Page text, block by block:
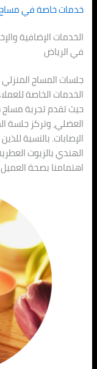
خدمات خاصة في مساج
في الرياض
جلسات المساج
الخدمات الخاصة
حيث تقدم تجربة مساج
العضلي، وتركز جلسة
الإصابات. بالنسبة
الهندي بالزيوت
اهتمامنا بصحة العميل